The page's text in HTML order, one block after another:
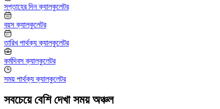
সপ্তাহের দিন ক্যালকুলেটর
বয়স ক্যালকুলেটর
তারিখ পার্থক্য ক্যালকুলেটর
কর্মদিবস ক্যালকুলেটর
সময় পার্থক্য ক্যালকুলেটর
সবচেয়ে বেশি দেখা সময় অঞ্চল